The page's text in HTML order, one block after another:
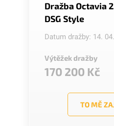
Dražba Octavia
DSG Style
Datum dražby: 14.
Výtěžek dražby
170 200 Kč
TO MĚ